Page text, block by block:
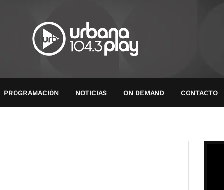
PROGRAMACIÓN NOTICIAS ON DEMAND CONTACTO